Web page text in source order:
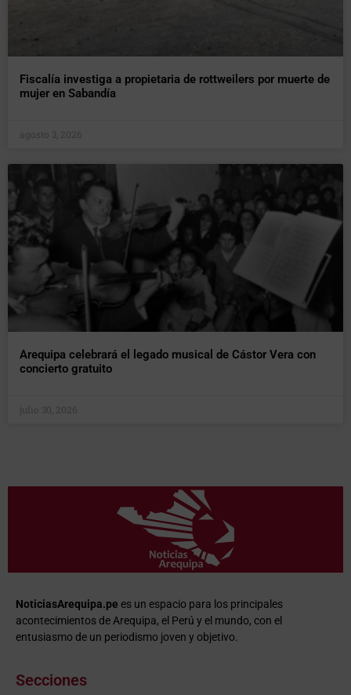
Fiscalía investiga a propietaria de rottweilers por muerte de
mujer en Sabandía
agosto 3, 2026
Arequipa celebrará el legado musical de Cástor Vera con
concierto gratuito
julio 30, 2026
NoticiasArequipa.pe es un espacio para los principales
acontecimientos de Arequipa, el Perú y el mundo, con el
entusiasmo de un periodismo joven y objetivo.
Secciones